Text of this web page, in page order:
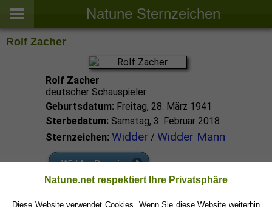
Natune Sternzeichen
Rolf Zacher
Rolf Zacher
deutscher Schauspieler
Geburtsdatum: Freitag, 28. März 1941
Sterbedatum: Samstag, 3. Februar 2018
Sternzeichen: Widder / Widder Mann
Widder Promis
Widder Sternzeichen
Natune.net respektiert Ihre Privatsphäre
Diese Website verwendet Cookies. Wenn Sie diese Website weiterhin